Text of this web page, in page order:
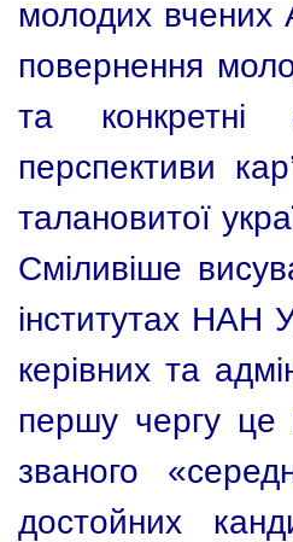
молодих вчених
повернення
та конкретні
перспективи
талановитої
Сміливіше
інститутах НАН
керівних та
першу чергу це
званого
достойних